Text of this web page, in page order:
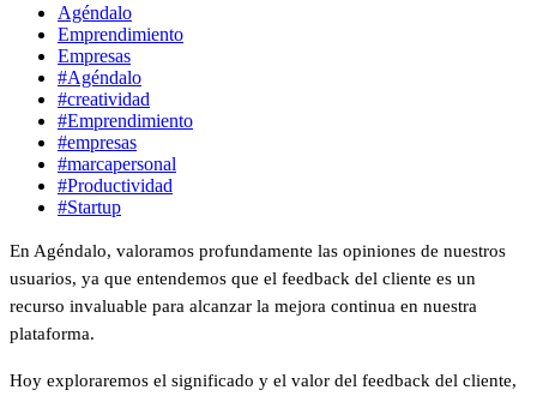
Agéndalo
Emprendimiento
Empresas
#Agéndalo
#creatividad
#Emprendimiento
#empresas
#marcapersonal
#Productividad
#Startup
En Agéndalo, valoramos profundamente las opiniones de nuestros
usuarios, ya que entendemos que el feedback del cliente es un
recurso invaluable para alcanzar la mejora continua en nuestra
plataforma.
Hoy exploraremos el significado y el valor del feedback del cliente,